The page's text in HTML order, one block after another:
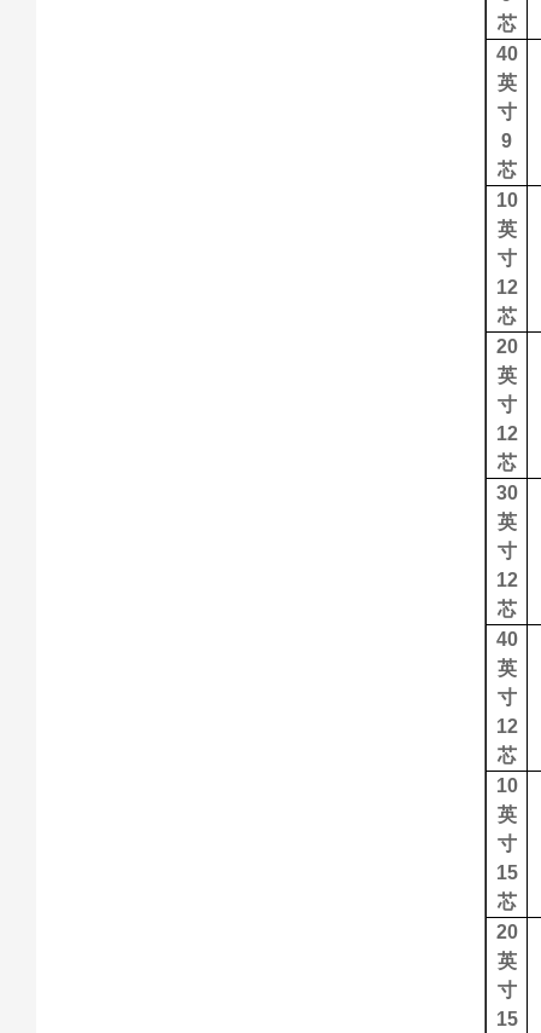
芯
40
英
寸
9
芯
10
英
寸
12
芯
20
英
寸
12
芯
30
英
寸
12
芯
40
英
寸
12
芯
10
英
寸
15
芯
20
英
寸
15